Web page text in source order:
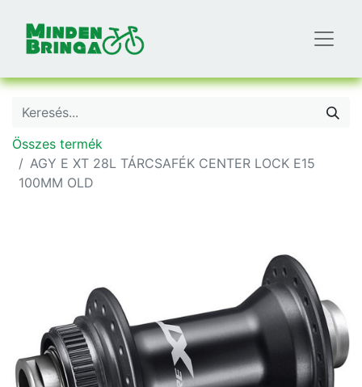
Összes termék
AGY E XT 28L TÁRCSAFÉK CENTER LOCK E15
100MM OLD